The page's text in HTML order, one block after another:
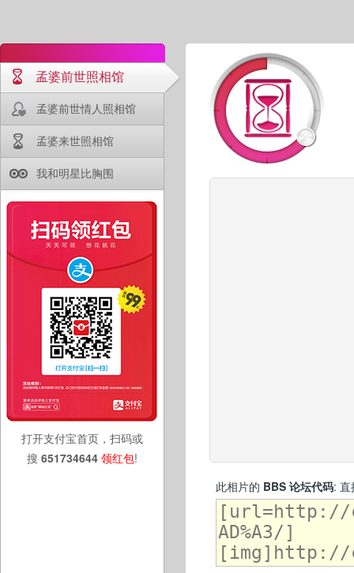
孟婆前世照相馆
孟婆前世情人照相馆
孟婆来世照相馆
我和明星比胸围
打开支付宝首页，扫码或
搜 651734644 领红包!
此相片的 BBS 论坛代码: 直